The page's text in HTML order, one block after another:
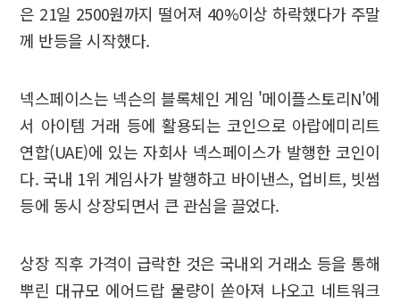
은 21일 2500원까지 떨어져 40%이상 하락했다가 주말
께 반등을 시작했다.
넥스페이스는 넥슨의 블록체인 게임 '메이플스토리N'에
서 아이템 거래 등에 활용되는 코인으로 아랍에미리트
연합(UAE)에 있는 자회사 넥스페이스가 발행한 코인이
다. 국내 1위 게임사가 발행하고 바이낸스, 업비트, 빗썸
등에 동시 상장되면서 큰 관심을 끌었다.
상장 직후 가격이 급락한 것은 국내외 거래소 등을 통해
뿌린 대규모 에어드랍 물량이 쏟아져 나오고 네트워크